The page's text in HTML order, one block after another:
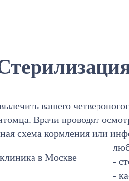
вашего
Врачи проводят
схема кормления или
-
-